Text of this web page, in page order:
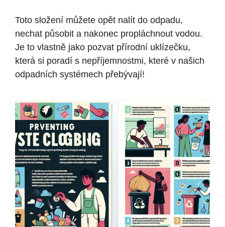
Toto složení můžete opět nalít do odpadu,
nechat působit a nakonec propláchnout vodou.
Je to vlastně jako pozvat přírodní uklízečku,
která si poradí s nepříjemnostmi, které v našich
odpadních systémech přebývají!